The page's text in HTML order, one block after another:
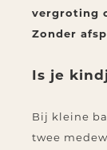
vergroting
Zonder
Is je
Bij kleine
twee